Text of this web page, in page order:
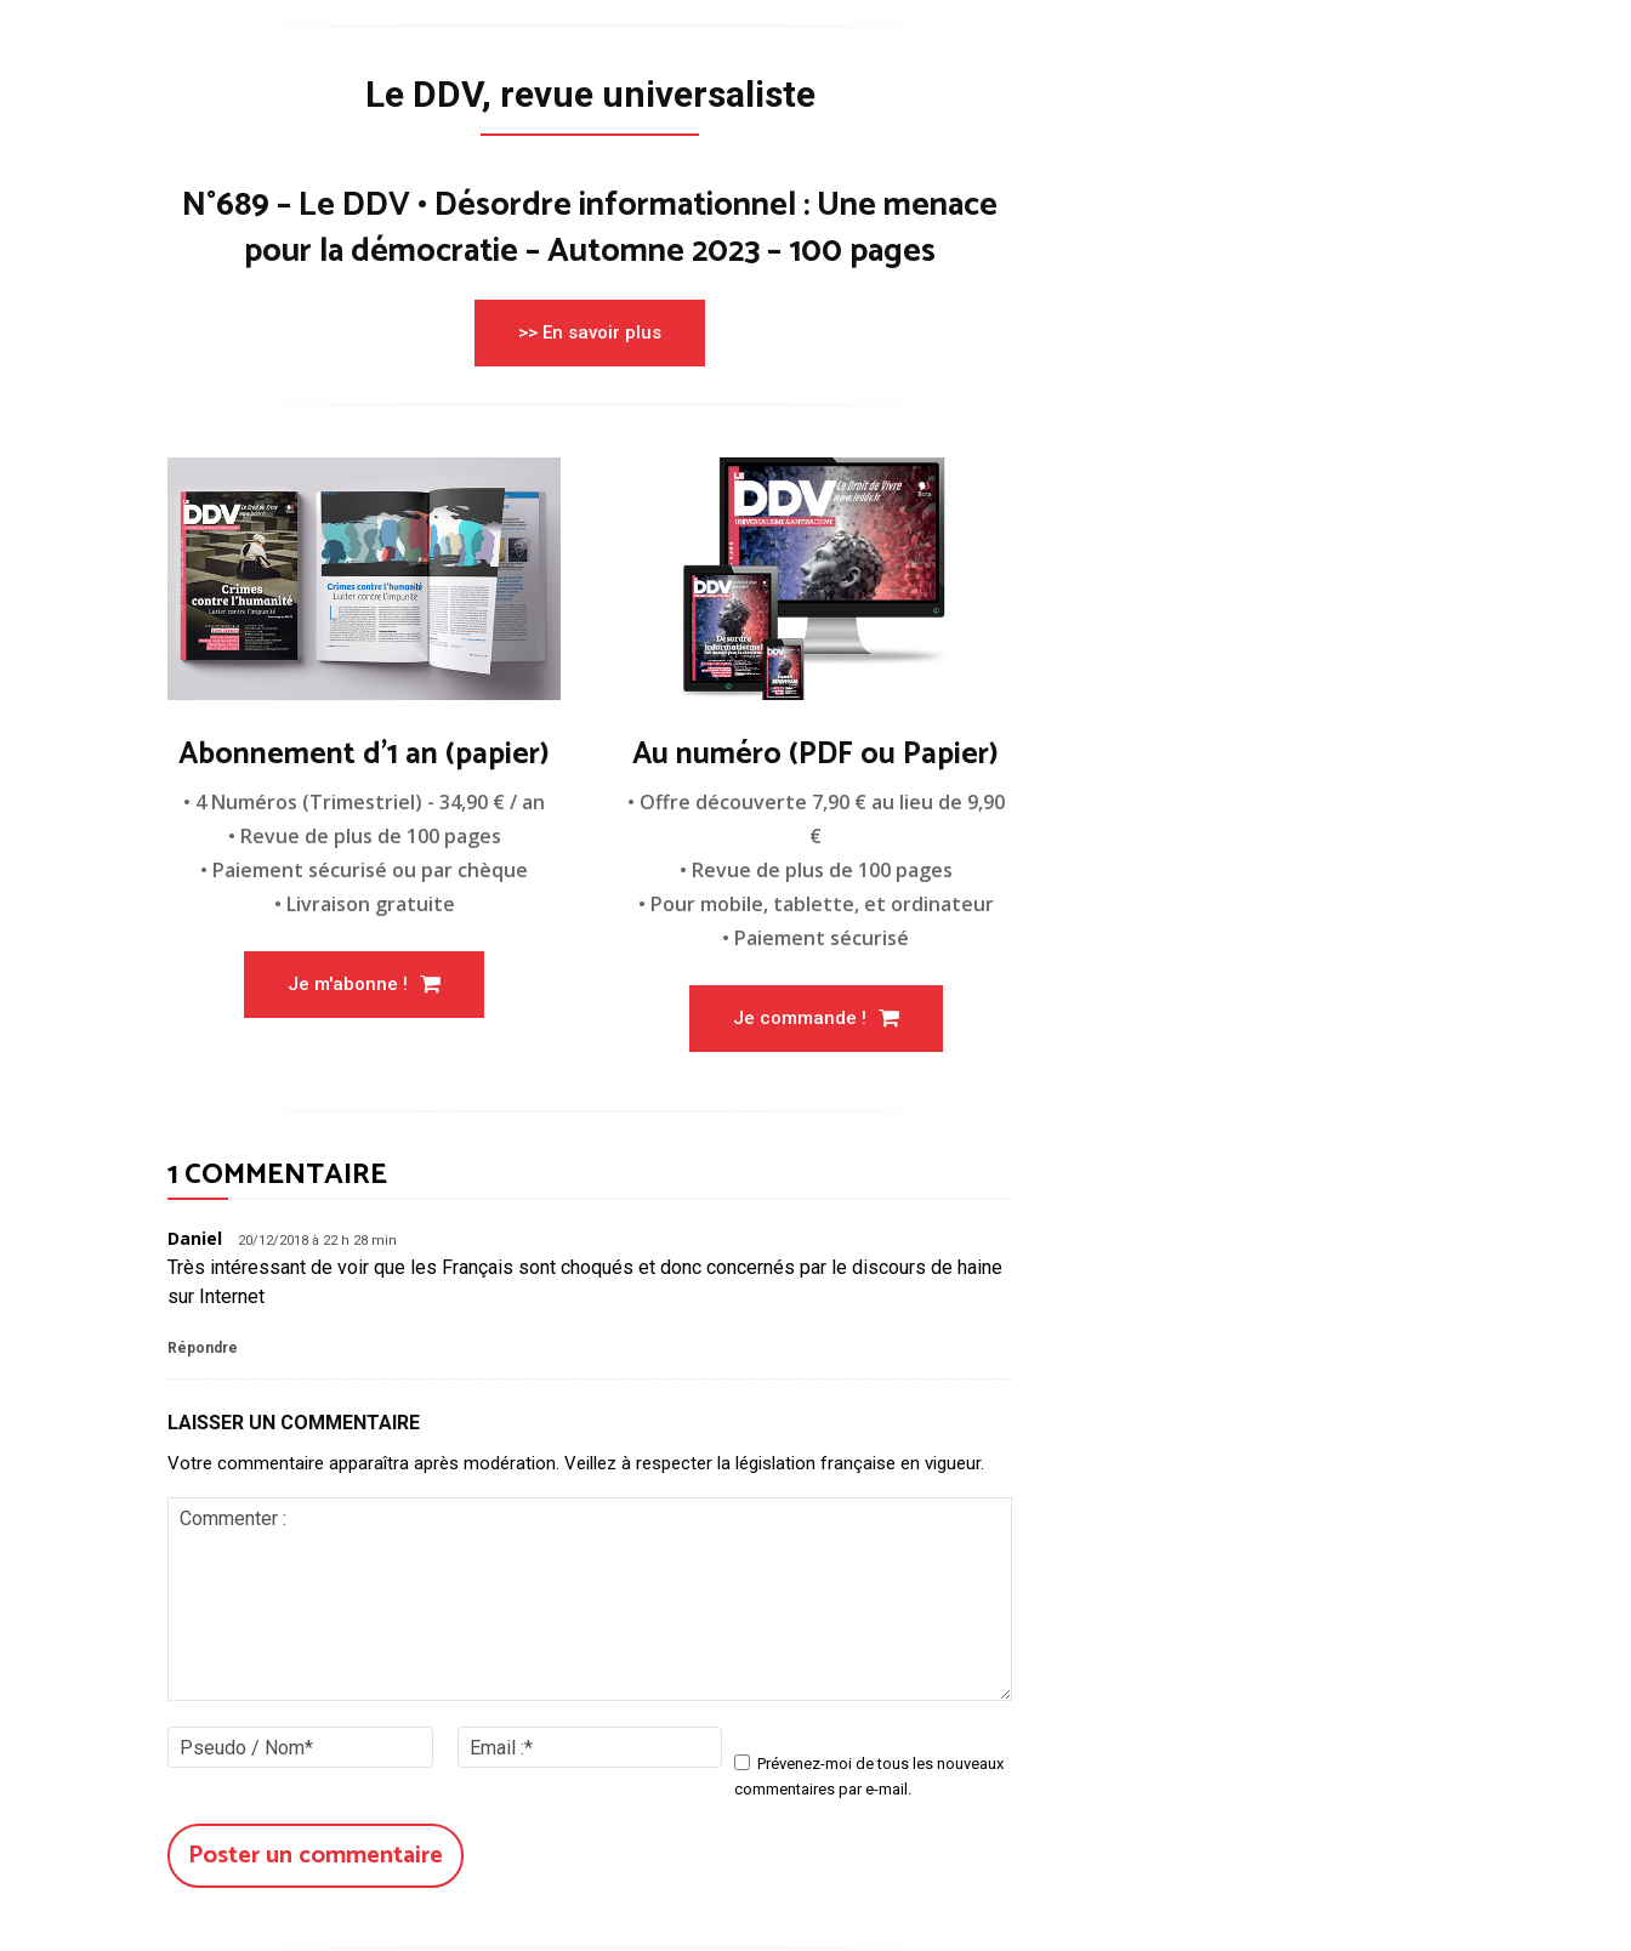
Le DDV, revue universaliste
N°689 – Le DDV • Désordre informationnel : Une menace
pour la démocratie – Automne 2023 – 100 pages
>> En savoir plus
Abonnement d'1 an (papier)
• 4 Numéros (Trimestriel) - 34,90 € / an
• Revue de plus de 100 pages
• Paiement sécurisé ou par chèque
• Livraison gratuite
Je m'abonne !
Au numéro (PDF ou Papier)
• Offre découverte 7,90 € au lieu de 9,90
€
• Revue de plus de 100 pages
• Pour mobile, tablette, et ordinateur
• Paiement sécurisé
Je commande !
1 COMMENTAIRE
Daniel 20/12/2018 à 22 h 28 min
Très intéressant de voir que les Français sont choqués et donc concernés par le discours de haine
sur Internet
Répondre
LAISSER UN COMMENTAIRE
Votre commentaire apparaîtra après modération. Veillez à respecter la législation française en vigueur.
Pseudo
/
:*
: Prévenez-moi de tous les nouveaux
commentaires par e-mail.